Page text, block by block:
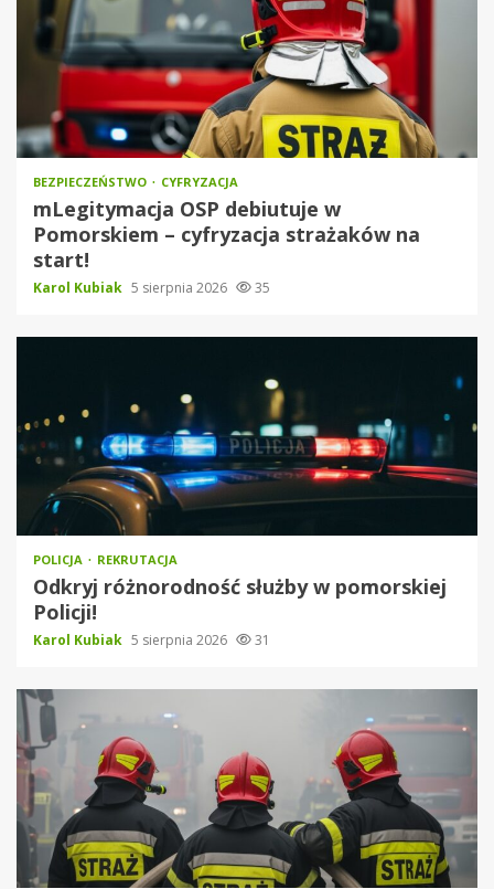
BEZPIECZEŃSTWO CYFRYZACJA
mLegitymacja OSP debiutuje w
Pomorskiem – cyfryzacja strażaków na
start!
Karol Kubiak 5 sierpnia 2026 35
POLICJA REKRUTACJA
Odkryj różnorodność służby w pomorskiej
Policji!
Karol Kubiak 5 sierpnia 2026 31